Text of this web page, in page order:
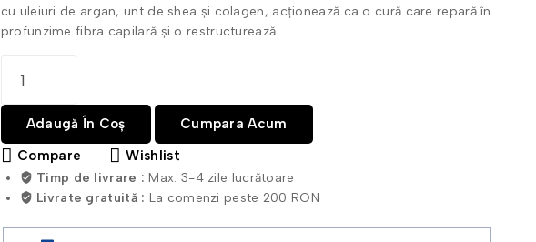
cu uleiuri de argan, unt de shea și colagen, acționează ca o cură care repară în
profunzime fibra capilară și o restructurează.
Adaugă În Coș
Cumpara Acum
Compare
Wishlist
Timp de livrare :Max. 3-4 zile lucrătoare
Livrate gratuită : La comenzi peste 200 RON